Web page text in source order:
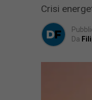
Crisi
Da